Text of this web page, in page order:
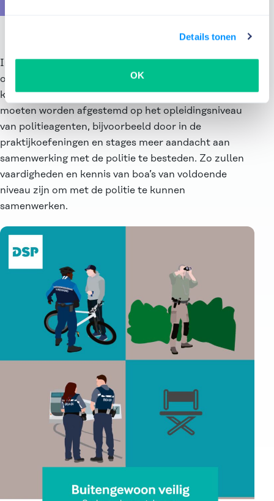
Details tonen
OK
In de toekomst raden de onderzoekers daarom aan
om met uniformere landelijke eisen te komen voor de
kennis en kunde van boa’s. En alle opleidingen
moeten worden afgestemd op het opleidingsniveau
van politieagenten, bijvoorbeeld door in de
praktijkoefeningen en stages meer aandacht aan
samenwerking met de politie te besteden. Zo zullen
vaardigheden en kennis van boa’s van voldoende
niveau zijn om met de politie te kunnen
samenwerken.